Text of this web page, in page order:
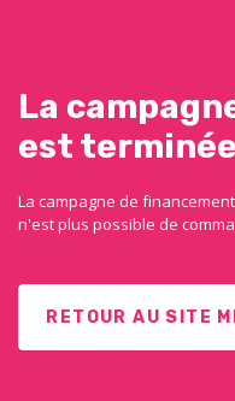
La
est terminée
La campagne de
n'est plus possible de
RETOUR AU SITE